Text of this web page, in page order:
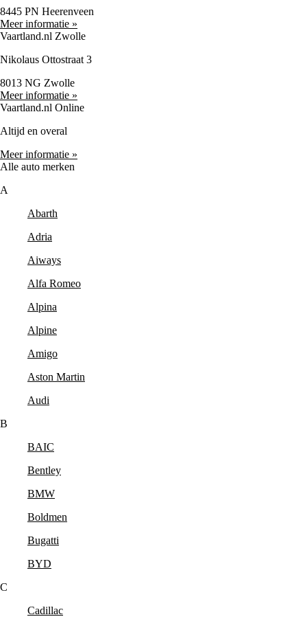
8445 PN Heerenveen
Meer informatie »
Vaartland.nl Zwolle
Nikolaus Ottostraat 3
8013 NG Zwolle
Meer informatie »
Vaartland.nl Online
Altijd en overal
Meer informatie »
Alle auto merken
A
Abarth
Adria
Aiways
Alfa Romeo
Alpina
Alpine
Amigo
Aston Martin
Audi
B
BAIC
Bentley
BMW
Boldmen
Bugatti
BYD
C
Cadillac